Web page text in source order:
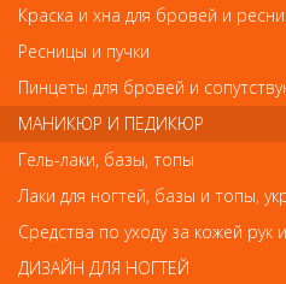
Напишите свой отзыв
Комментарий
Краска и хна для бровей и
Ресницы и пучки
Пинцеты для бровей и
МАНИКЮР И ПЕДИКЮР
Гель-лаки, базы, топы
Лаки для ногтей, базы и топы,
Средства по уходу за кожей рук
ДИЗАЙН ДЛЯ НОГТЕЙ